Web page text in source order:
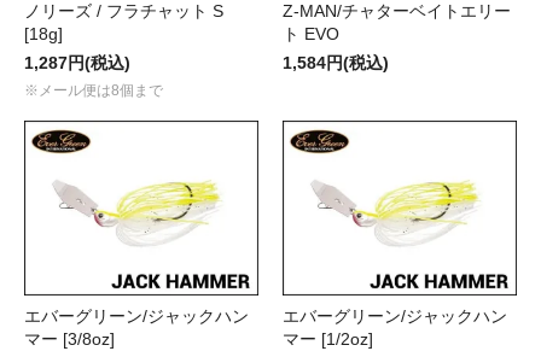
ノリーズ / フラチャット S
[18g]
1,287円(税込)
※メール便は8個まで
Z-MAN/チャターベイトエリー
ト EVO
1,584円(税込)
エバーグリーン/ジャックハン
マー [3/8oz]
エバーグリーン/ジャックハン
マー [1/2oz]